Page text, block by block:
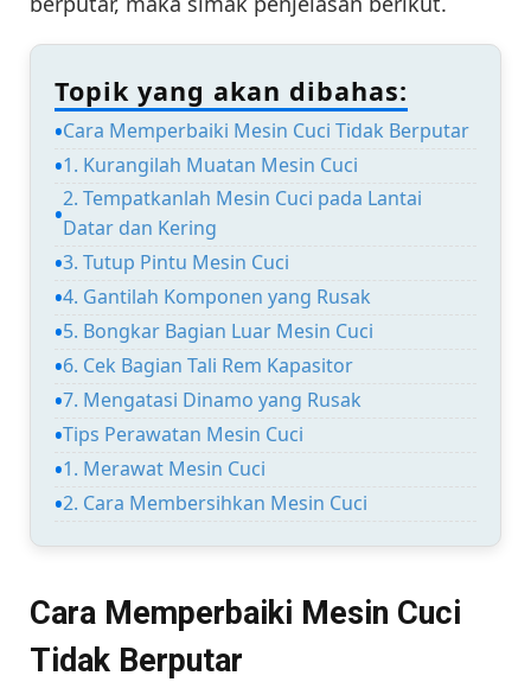
Topik yang akan dibahas:
Cara Memperbaiki Mesin Cuci Tidak Berputar
1. Kurangilah Muatan Mesin Cuci
2. Tempatkanlah Mesin Cuci pada Lantai
Datar dan Kering
3. Tutup Pintu Mesin Cuci
4. Gantilah Komponen yang Rusak
5. Bongkar Bagian Luar Mesin Cuci
6. Cek Bagian Tali Rem Kapasitor
7. Mengatasi Dinamo yang Rusak
Tips Perawatan Mesin Cuci
1. Merawat Mesin Cuci
2. Cara Membersihkan Mesin Cuci
Cara Memperbaiki Mesin Cuci
Tidak Berputar